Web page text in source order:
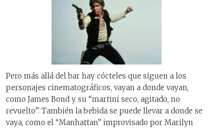
Pero más allá del bar hay cócteles que siguen a los
personajes cinematográficos, vayan a donde vayan,
como James Bond y su “martini seco, agitado, no
revuelto”. También la bebida se puede llevar a donde se
vaya, como el “Manhattan” improvisado por Marilyn